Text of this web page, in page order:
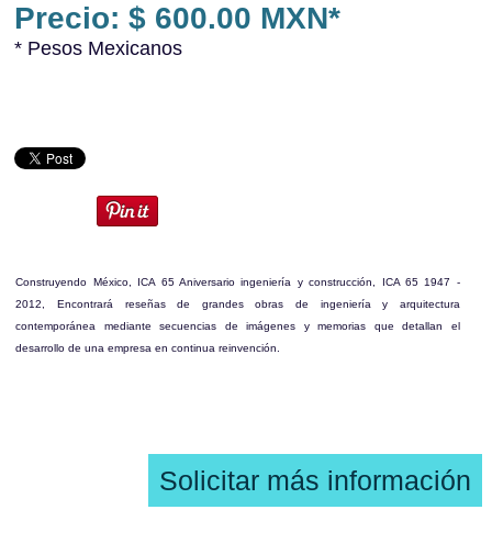
Precio: $ 600.00 MXN*
* Pesos Mexicanos
Construyendo México, ICA 65 Aniversario ingeniería y construcción, ICA 65 1947 -
2012,Encontrará reseñas de grandes obras de ingeniería y arquitectura
contemporánea mediante secuencias de imágenes y memorias que detallan el
desarrollo de una empresa en continua reinvención.
Solicitar más información